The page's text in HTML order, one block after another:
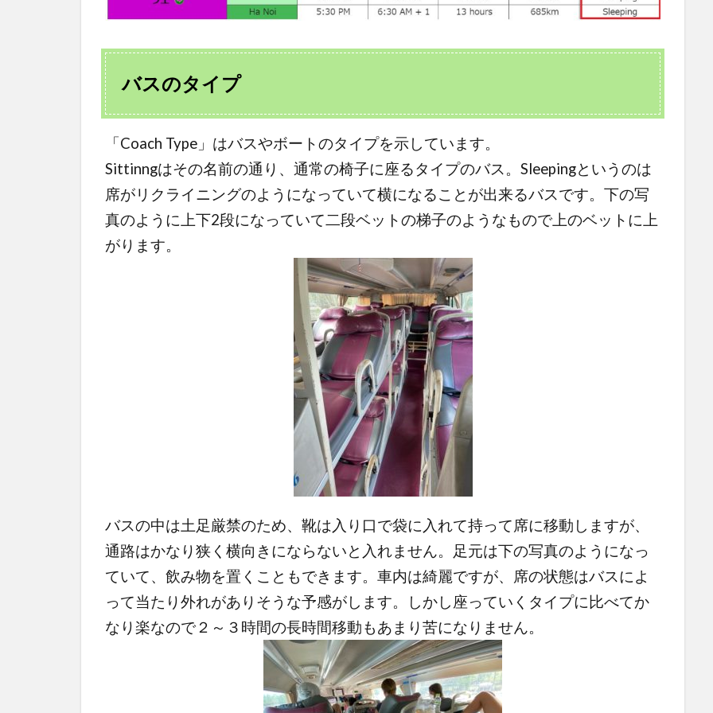
バスのタイプ
「Coach Type」はバスやボートのタイプを示しています。
Sittinngはその名前の通り、通常の椅子に座るタイプのバス。Sleepingというのは
席がリクライニングのようになっていて横になることが出来るバスです。下の写
真のように上下2段になっていて二段ベットの梯子のようなもので上のベットに上
がります。
バスの中は土足厳禁のため、靴は入り口で袋に入れて持って席に移動しますが、
通路はかなり狭く横向きにならないと入れません。足元は下の写真のようになっ
ていて、飲み物を置くこともできます。車内は綺麗ですが、席の状態はバスによ
って当たり外れがありそうな予感がします。しかし座っていくタイプに比べてか
なり楽なので２～３時間の長時間移動もあまり苦になりません。